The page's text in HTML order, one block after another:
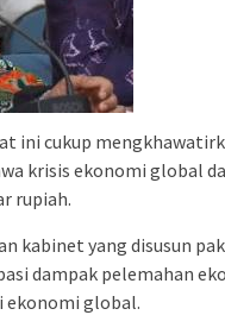
ini cukup
krisis ekonomi global
rupiah.
kabinet yang disusun
dampak pelemahan
ekonomi global.